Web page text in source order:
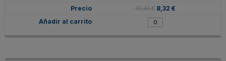
10,41 € 8,32 €